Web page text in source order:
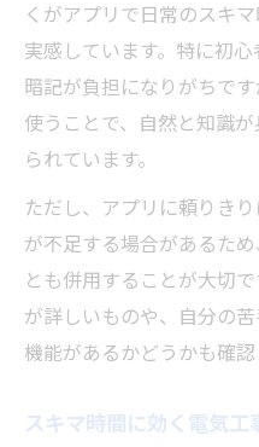
くがアプリで日常のスキ
実感しています。特に初
暗記が負担になりがちで
使うことで、自然と知識
られています。
ただし、アプリに頼りき
が不足する場合があるた
とも併用することが大切
が詳しいものや、自分の
機能があるかどうかも確認
スキマ時間に効く電気